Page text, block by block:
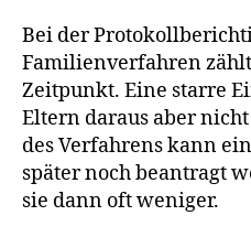
Bei der
Familienverfahren
Zeitpunkt. Eine starre
Eltern daraus aber
des Verfahrens kann
später noch beantragt
sie dann oft weniger.